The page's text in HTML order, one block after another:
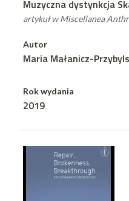
Muzyczna dystynkcja
artykuł w Miscellanea
Autor
Maria Małanicz-
Rok wydania
2019